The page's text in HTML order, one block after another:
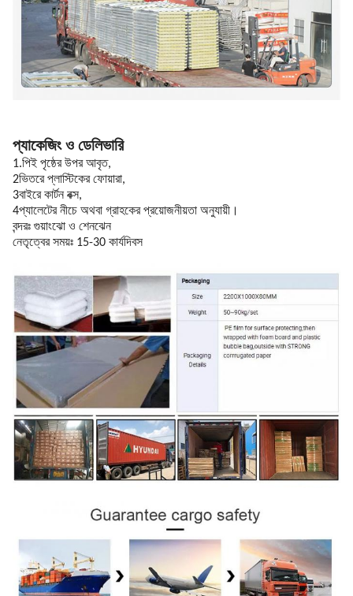
প্যাকেজিং ও ডেলিভারি
1.পিই পৃষ্ঠের উপর আবৃত,
2ভিতরে প্লাস্টিকের ফোয়ারা,
3বাইরে কার্টন বক্স,
4প্যালেটের নীচে অথবা গ্রাহকের প্রয়োজনীয়তা অনুযায়ী।
বন্দরঃ গুয়াংঝো ও শেনঝেন
নেতৃত্বের সময়ঃ 15-30 কার্যদিবস